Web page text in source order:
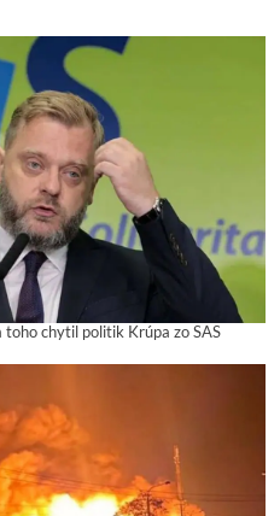
chytil politik Krúpa zo SAS